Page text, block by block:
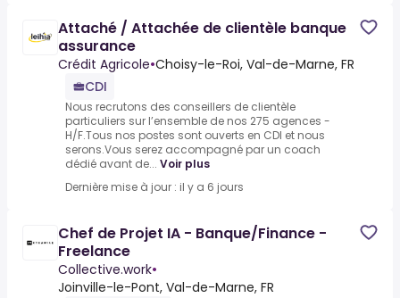
Attaché / Attachée de clientèle banque
assurance
Crédit Agricole•Choisy-le-Roi, Val-de-Marne, FR
CDI
Nous recrutons des conseillers de clientèle
particuliers sur l’ensemble de nos 275 agences -
H/F.Tous nos postes sont ouverts en CDI et nous
serons.Vous serez accompagné par un coach
dédié avant de... Voir plus
Dernière mise à jour : il y a 6 jours
Chef de Projet IA - Banque/Finance -
Freelance
Collective.work•
Joinville-le-Pont, Val-de-Marne, FR